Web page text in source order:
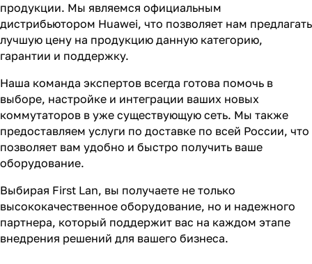
продукции. Мы являемся официальным
дистрибьютором Huawei, что позволяет нам предлагать
лучшую цену на продукцию данную категорию,
гарантии и поддержку.
Наша команда экспертов всегда готова помочь в
выборе, настройке и интеграции ваших новых
коммутаторов в уже существующую сеть. Мы также
предоставляем услуги по доставке по всей России, что
позволяет вам удобно и быстро получить ваше
оборудование.
Выбирая First Lan, вы получаете не только
высококачественное оборудование, но и надежного
партнера, который поддержит вас на каждом этапе
внедрения решений для вашего бизнеса.